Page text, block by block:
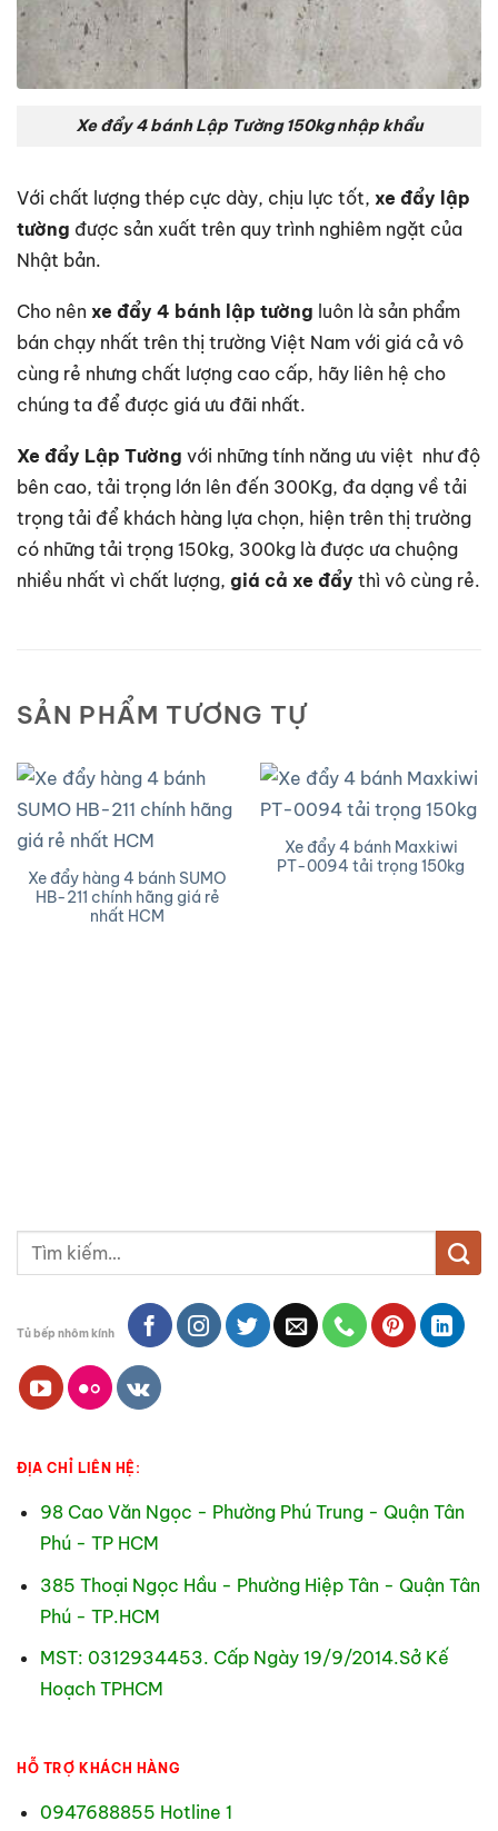
Xe đẩy 4 bánh Lập Tường 150kg nhập khẩu
Với chất lượng thép cực dày, chịu lực tốt, xe đẩy lập
tường được sản xuất trên quy trình nghiêm ngặt của
Nhật bản.
Cho nên xe đẩy 4 bánh lập tường luôn là sản phẩm
bán chạy nhất trên thị trường Việt Nam với giá cả vô
cùng rẻ nhưng chất lượng cao cấp, hãy liên hệ cho
chúng ta để được giá ưu đãi nhất.
Xe đẩy Lập Tường với những tính năng ưu việt như độ
bên cao, tải trọng lớn lên đến 300Kg, đa dạng về tải
trọng tải để khách hàng lựa chọn, hiện trên thị trường
có những tải trọng 150kg, 300kg là được ưa chuộng
nhiều nhất vì chất lượng, giá cả xe đẩy thì vô cùng rẻ.
SẢN PHẨM TƯƠNG TỰ
Xe đẩy hàng 4 bánh SUMO
HB-211 chính hãng giá rẻ
nhất HCM
Xe đẩy 4 bánh Maxkiwi
PT-0094 tải trọng 150kg
Tìm
kiếm:
Tủ bếp nhôm kính
ĐỊA CHỈ LIÊN HỆ:
98 Cao Văn Ngọc - Phường Phú Trung - Quận Tân
Phú - TP HCM
385 Thoại Ngọc Hầu - Phường Hiệp Tân - Quận Tân
Phú - TP.HCM
MST: 0312934453. Cấp Ngày 19/9/2014.Sở Kế
Hoạch TPHCM
HỖ TRỢ KHÁCH HÀNG
0947688855 Hotline 1